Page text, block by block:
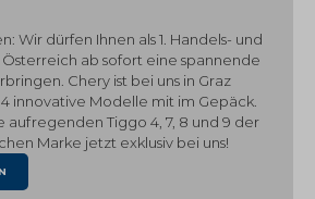
Wir dürfen Ihnen als 1. Handels- und
ab sofort eine spannende
Chery ist bei uns in Graz
innovative Modelle mit im Gepäck.
aufregenden Tiggo 4, 7, 8 und 9 der
Marke jetzt exklusiv bei uns!